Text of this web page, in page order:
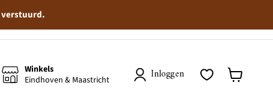
verstuurd.
Winkels
Eindhoven & Maastricht
Inloggen